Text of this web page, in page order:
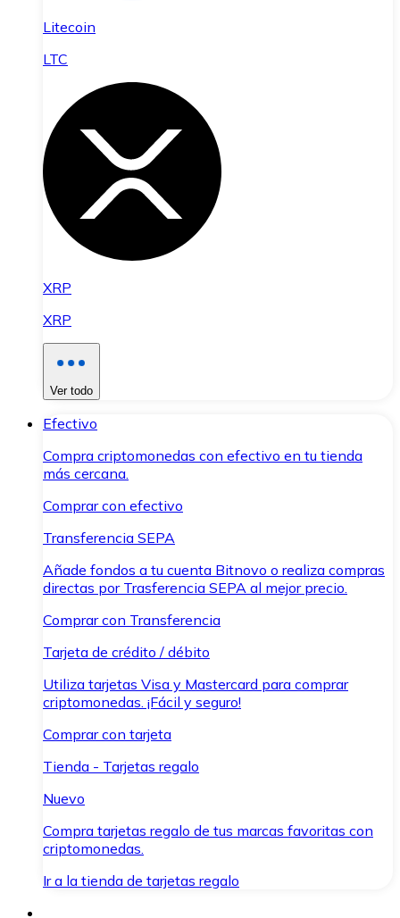
Litecoin
LTC
XRP
XRP
Ver todo
Efectivo
Compra criptomonedas con efectivo en tu tienda
más cercana.
Comprar con efectivo
Transferencia SEPA
Añade fondos a tu cuenta Bitnovo o realiza compras
directas por Trasferencia SEPA al mejor precio.
Comprar con Transferencia
Tarjeta de crédito / débito
Utiliza tarjetas Visa y Mastercard para comprar
criptomonedas. ¡Fácil y seguro!
Comprar con tarjeta
Tienda - Tarjetas regalo
Nuevo
Compra tarjetas regalo de tus marcas favoritas con
criptomonedas.
Ir a la tienda de tarjetas regalo